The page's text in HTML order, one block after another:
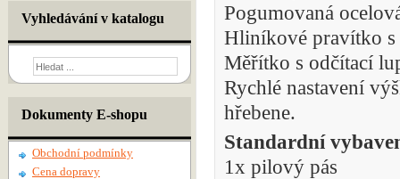
Vyhledávání v katalogu
Dokumenty E-shopu
Obchodní podmínky
Cena dopravy
Pogumovaná
Hliníkové pravítko s
Měřítko s odčítací
Rychlé nastavení
hřebene.
Standardní
1x pilový pás